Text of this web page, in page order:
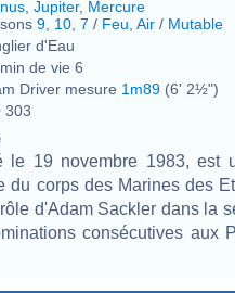
Jupiter, Mercure
9 10 7 / Feu Air / Mutable
d'Eau
de vie 6
Driver mesure 1m89 (6' 2½")
303
le 19 novembre 1983, est
du corps des Marines des
d'Adam Sackler dans la
consécutives aux